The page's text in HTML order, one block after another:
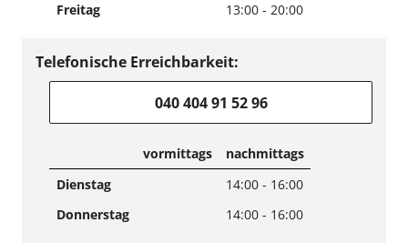
Freitag
13:00 - 20:00
Telefonische Erreichbarkeit:
040 404 91 52 96
vormittags
nachmittags
Dienstag
14:00 - 16:00
Donnerstag
14:00 - 16:00